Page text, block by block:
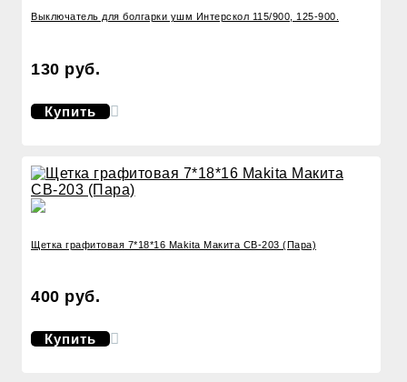
Выключатель для болгарки ушм Интерскол 115/900, 125-900.
130 руб.
Купить
Щетка графитовая 7*18*16 Makita Макита CB-203 (Пара)
400 руб.
Купить